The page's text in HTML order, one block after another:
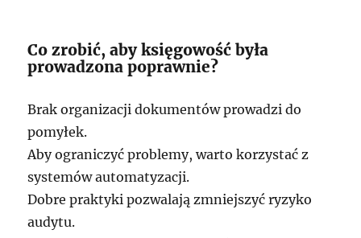
Co zrobić, aby księgowość była
prowadzona poprawnie?
Brak organizacji dokumentów prowadzi do
pomyłek.
Aby ograniczyć problemy, warto korzystać z
systemów automatyzacji.
Dobre praktyki pozwalają zmniejszyć ryzyko
audytu.